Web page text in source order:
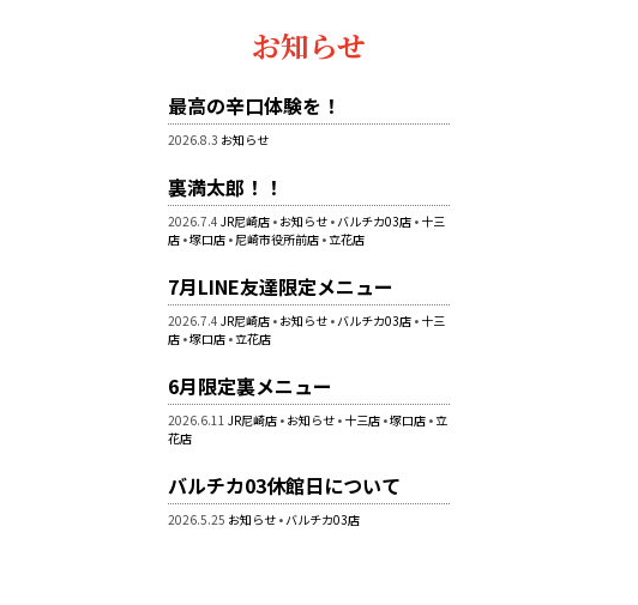
お知らせ
最高の辛口体験を！
2026.8.3 お知らせ
裏満太郎！！
2026.7.4 JR尼崎店 • お知らせ • バルチカ03店 • 十三
店 •塚口店 • 尼崎市役所前店 •立花店
7月LINE友達限定メニュー
2026.7.4 JR尼崎店 • お知らせ • バルチカ03店 • 十三
店 •塚口店 •立花店
6月限定裏メニュー
2026.6.11 JR尼崎店 • お知らせ • 十三店 •塚口店 •立
花店
バルチカ03休館日について
2026.5.25 お知らせ • バルチカ03店